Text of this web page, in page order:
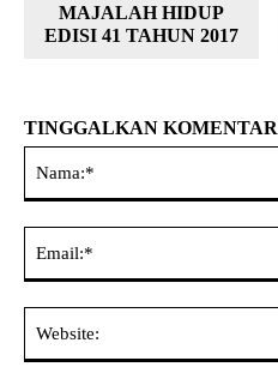
MAJALAH HIDUP
EDISI 41 TAHUN 2017
TINGGALKAN KOMENTAR